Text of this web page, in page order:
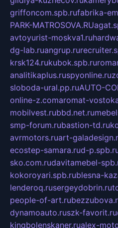
griffoncom.spb.rufabrika-
PARK-MATROSOVA.RU
avtoyurist-moskva1.ru
dg-lab.ruangrup.ru
krsk124.rukubok.spb.ru
analitikaplus.ruspyonline.ru
sloboda-ural.pp.ruAUTO-
online-z.comaromat-
mobilvest.rubbd.net.ru
smp-forum.rubastion-td.ru
avrmotors.ruart-
ecostep-samara.rud-
sko.com.rudavitamebel-
kokoroyari.spb.rublesna-
lenderoq.rusergeydobrin.ru
people-of-art.ru
dynamoauto.ruszk-favorit.ru
kingbolenskaner.rualex-